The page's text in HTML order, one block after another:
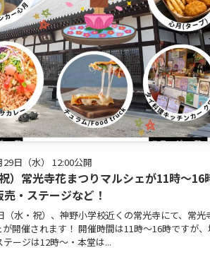
29日（水） 12:00公開
）常光寺花まつりマルシェが11時～16
・ステージなど！
（水・祝）、神野小学校近くの常光寺にて、常光
開催されます！ 開催時間は11時～16時ですが
テージは12時～・本堂は...